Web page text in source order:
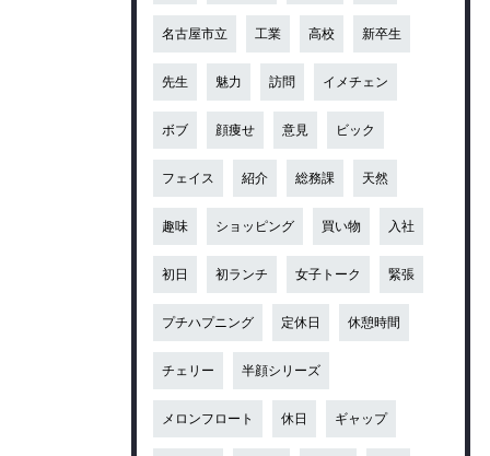
名古屋市立 工業 高校 新卒生
先生 魅力 訪問 イメチェン
ボブ 顔痩せ 意見 ビック
フェイス 紹介 総務課 天然
趣味 ショッピング 買い物 入社
初日 初ランチ 女子トーク 緊張
プチハプニング 定休日 休憩時間
チェリー 半顔シリーズ
メロンフロート 休日 ギャップ